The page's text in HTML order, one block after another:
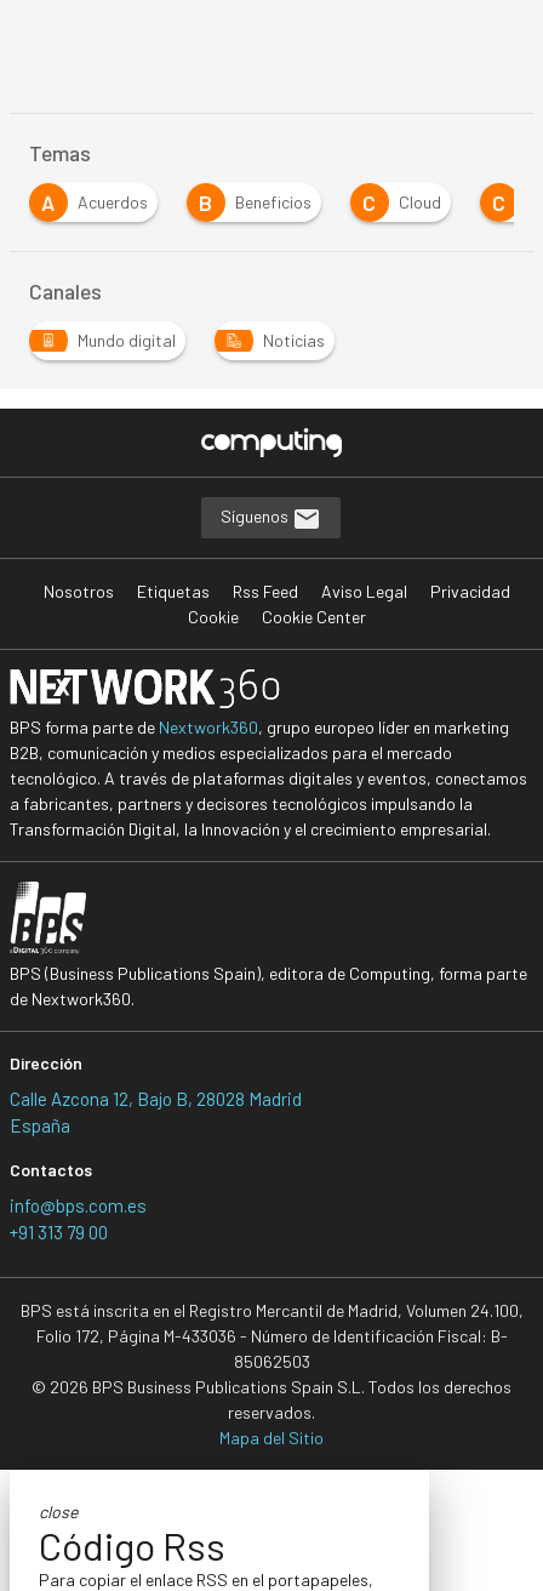
Temas
A
Acuerdos B Beneficios C Cloud C
Canales
Mundo digital Noticias
Síguenos
Nosotros Etiquetas Rss Feed Aviso Legal
Privacidad
Cookie
Cookie Center
BPS forma parte de Nextwork360, grupo europeo líder en marketing
B2B, comunicación y medios especializados para el mercado
tecnológico. A través de plataformas digitales y eventos, conectamos
a fabricantes, partners y decisores tecnológicos impulsando la
Transformación Digital, la Innovación y el crecimiento empresarial.
BPS (Business Publications Spain), editora de Computing, forma parte
de Nextwork360.
Dirección
Calle Azcona 12, Bajo B, 28028 Madrid
España
Contactos
info@bps.com.es
+91 313 79 00
BPS está inscrita en el Registro Mercantil de Madrid, Volumen 24.100,
Folio 172, Página M-433036 - Número de Identificación Fiscal: B-
85062503
© 2026 BPS Business Publications Spain S.L. Todos los derechos
reservados.
Mapa del Sitio
close
Código Rss
Para copiar el enlace RSS en el portapapeles,